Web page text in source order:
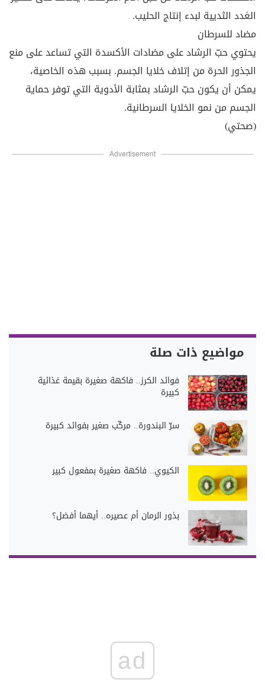
الغدد الثديية لبدء إنتاج الحليب.
مضاد للسرطان
يحتوي حبّ الرشاد على مضادات الأكسدة التي تساعد على منع
الجذور الحرة من إتلاف خلايا الجسم. بسبب هذه الخاصية،
يمكن أن يكون حبّ الرشاد بمثابة الأدوية التي توفر حماية
الجسم من نمو الخلايا السرطانية.
(صحتي)
Advertisement
مواضيع ذات صلة
فوائد الكرز.. فاكهة صغيرة بقيمة غذائية
كبيرة
سرّ البندورة.. مركّب صغير بفوائد كبيرة
الكيوي.. فاكهة صغيرة بمفعول كبير
بذور الرمان أم عصيره.. أيهما أفضل؟
ad